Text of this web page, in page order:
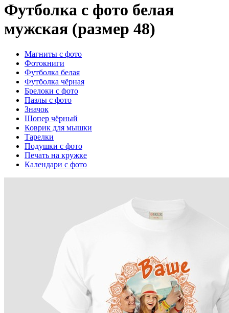
Футболка с фото белая
мужская (размер 48)
Магниты с фото
Фотокниги
Футболка белая
Футболка чёрная
Брелоки с фото
Пазлы с фото
Значок
Шопер чёрный
Коврик для мышки
Тарелки
Подушки с фото
Печать на кружке
Календари с фото